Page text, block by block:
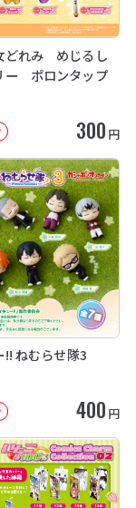
どれみ めじるし
ー ポロンタップ
300 円
!! ねむらせ隊3
400 円